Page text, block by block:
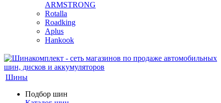
ARMSTRONG
Rotalla
Roadking
Aplus
Hankook
Шины
Подбор шин